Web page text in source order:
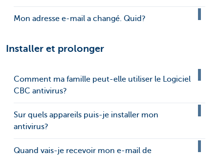
Mon adresse e-mail a changé. Quid?
Installer et prolonger
Comment ma famille peut-elle utiliser le Logiciel
CBC antivirus?
Sur quels appareils puis-je installer mon
antivirus?
Quand vais-je recevoir mon e-mail de